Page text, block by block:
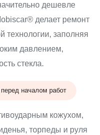
дешевле
делает ремонт
технологии, заполняя
давлением,
стекла.
началом работ
кожухом,
торпеды и руля